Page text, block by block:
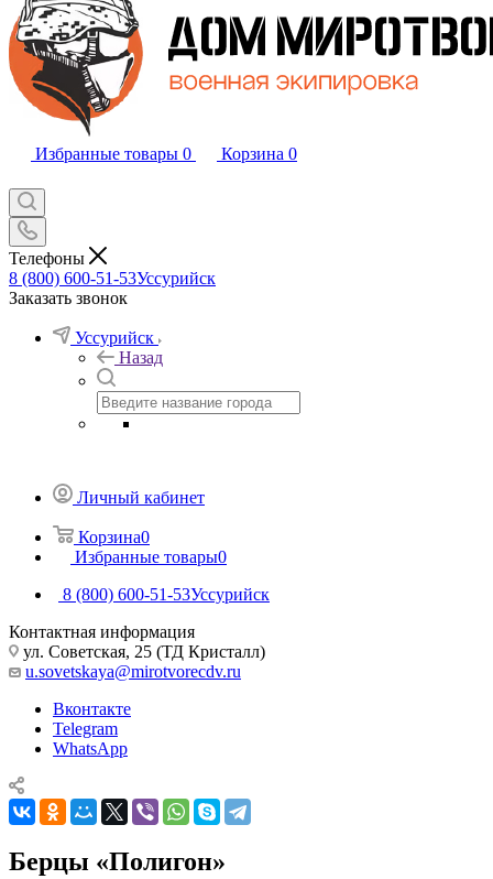
Избранные товары 0 Корзина 0
Телефоны
8 (800) 600-51-53Уссурийск
Заказать звонок
Уссурийск
Назад
Личный кабинет
Корзина0
Избранные товары0
8 (800) 600-51-53Уссурийск
Контактная информация
ул. Советская, 25 (ТД Кристалл)
u.sovetskaya@mirotvorecdv.ru
Вконтакте
Telegram
WhatsApp
Берцы «Полигон»